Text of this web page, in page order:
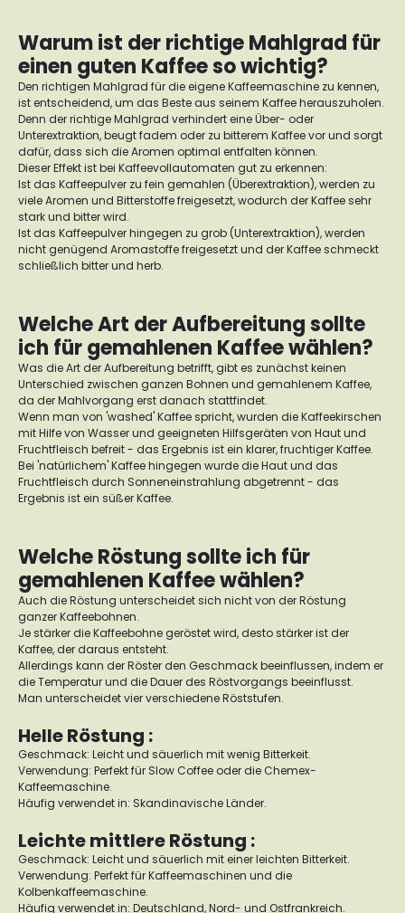
Warum ist der richtige Mahlgrad für
einen guten Kaffee so wichtig?
Den richtigen Mahlgrad für die eigene Kaffeemaschine zu kennen,
ist entscheidend, um das Beste aus seinem Kaffee herauszuholen.
Denn der richtige Mahlgrad verhindert eine Über- oder
Unterextraktion, beugt fadem oder zu bitterem Kaffee vor und sorgt
dafür, dass sich die Aromen optimal entfalten können.
Dieser Effekt ist bei Kaffeevollautomaten gut zu erkennen:
Ist das Kaffeepulver zu fein gemahlen (Überextraktion), werden zu
viele Aromen und Bitterstoffe freigesetzt, wodurch der Kaffee sehr
stark und bitter wird.
Ist das Kaffeepulver hingegen zu grob (Unterextraktion), werden
nicht genügend Aromastoffe freigesetzt und der Kaffee schmeckt
schließlich bitter und herb.
Welche Art der Aufbereitung sollte
ich für gemahlenen Kaffee wählen?
Was die Art der Aufbereitung betrifft, gibt es zunächst keinen
Unterschied zwischen ganzen Bohnen und gemahlenem Kaffee,
da der Mahlvorgang erst danach stattfindet.
Wenn man von 'washed' Kaffee spricht, wurden die Kaffeekirschen
mit Hilfe von Wasser und geeigneten Hilfsgeräten von Haut und
Fruchtfleisch befreit - das Ergebnis ist ein klarer, fruchtiger Kaffee.
Bei 'natürlichem' Kaffee hingegen wurde die Haut und das
Fruchtfleisch durch Sonneneinstrahlung abgetrennt - das
Ergebnis ist ein süßer Kaffee.
Welche Röstung sollte ich für
gemahlenen Kaffee wählen?
Auch die Röstung unterscheidet sich nicht von der Röstung
ganzer Kaffeebohnen.
Je stärker die Kaffeebohne geröstet wird, desto stärker ist der
Kaffee, der daraus entsteht.
Allerdings kann der Röster den Geschmack beeinflussen, indem er
die Temperatur und die Dauer des Röstvorgangs beeinflusst.
Man unterscheidet vier verschiedene Röststufen.
Helle Röstung :
Geschmack: Leicht und säuerlich mit wenig Bitterkeit.
Verwendung: Perfekt für Slow Coffee oder die Chemex-
Kaffeemaschine.
Häufig verwendet in: Skandinavische Länder.
Leichte mittlere Röstung :
Geschmack: Leicht und säuerlich mit einer leichten Bitterkeit.
Verwendung: Perfekt für Kaffeemaschinen und die
Kolbenkaffeemaschine.
Häufig verwendet in: Deutschland, Nord- und Ostfrankreich.